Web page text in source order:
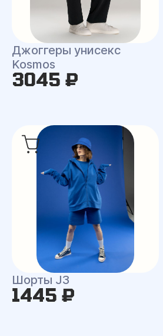
Джоггеры унисекс
Kosmos
3045 ₽
Шорты J3
1445 ₽